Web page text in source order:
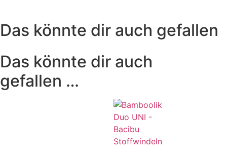
Das könnte dir auch gefallen
Das könnte dir auch
gefallen …